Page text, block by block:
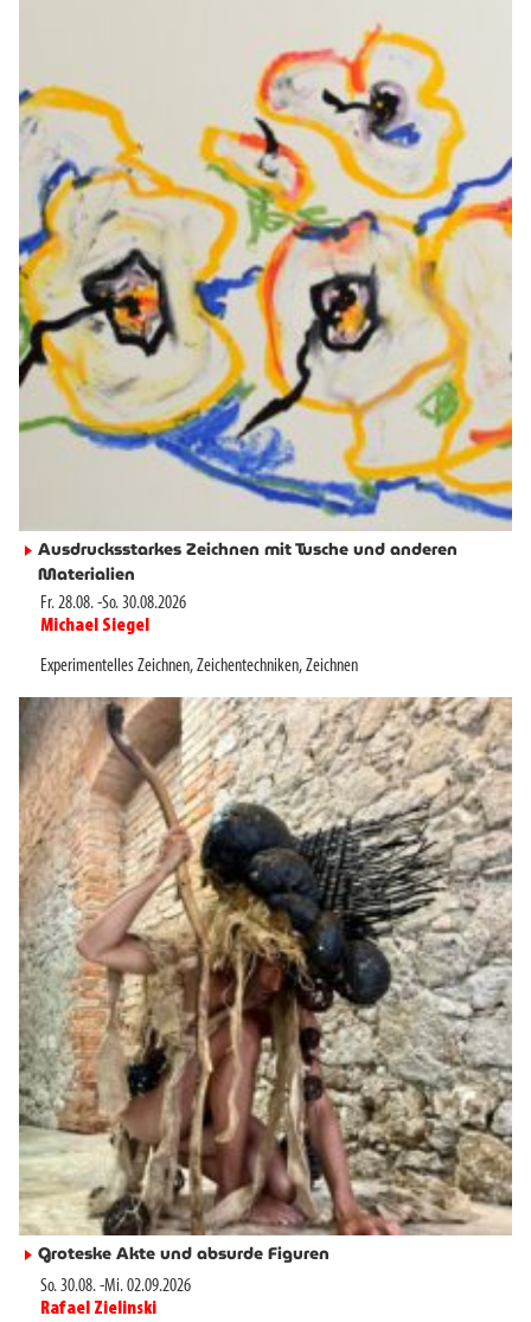
► Ausdrucksstarkes Zeichnen mit Tusche und anderen
Materialien
Fr. 28.08.-So. 30.08.2026
Michael Siegel
Experimentelles Zeichnen,Zeichentechniken,Zeichnen
► Groteske Akte und absurde Figuren
So. 30.08.-Mi. 02.09.2026
Rafael Zielinski